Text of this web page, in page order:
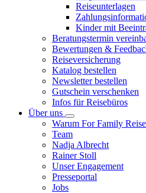
Reiseunterlagen
Kinder mit
Beratungstermin
Bewertungen &
Reiseversicherung
Katalog bestellen
Newsletter bestellen
Gutschein verschenken
Infos für Reisebüros
Über uns
Warum For Family
Team
Nadja Albrecht
Rainer Stoll
Unser Engagement
Presseportal
Jobs